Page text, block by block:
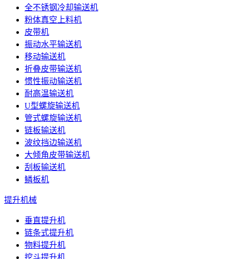
全不锈钢冷却输送机
粉体真空上料机
皮带机
振动水平输送机
移动输送机
折叠皮带输送机
惯性振动输送机
耐高温输送机
U型螺旋输送机
管式螺旋输送机
链板输送机
波纹挡边输送机
大倾角皮带输送机
刮板输送机
鳞板机
提升机械
垂直提升机
链条式提升机
物料提升机
挖斗提升机